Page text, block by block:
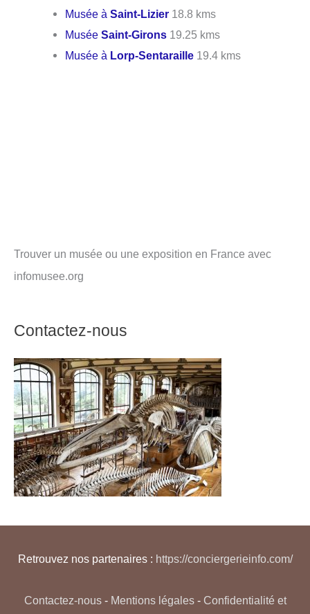
Musée àSaint-Lizier 18.8 kms
MuséeSaint-Girons 19.25 kms
Musée à Lorp-Sentaraille 19.4 kms
Trouver un musée ou une exposition en France avec
infomusee.org
Contactez-nous
Retrouvez nos partenaires : https://conciergerieinfo.com/
Contactez-nous- Mentions légales- Confidentialité et